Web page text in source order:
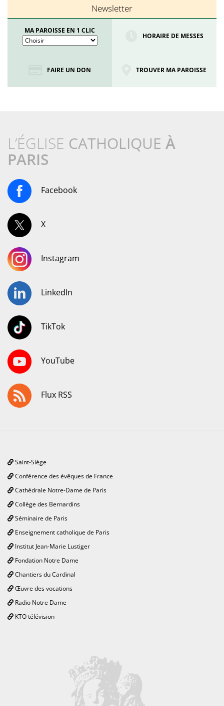
Newsletter
MA PAROISSE EN 1 CLIC
HORAIRE DE MESSES
FAIRE UN DON TROUVER MA PAROISSE
L’ÉGLISE CATHOLIQUE À
PARIS
Facebook
X
Instagram
LinkedIn
TikTok
YouTube
Flux RSS
Saint-Siège
Conférence des évêques de France
Cathédrale Notre-Dame de Paris
Collège des Bernardins
Séminaire de Paris
Enseignement catholique de Paris
Institut Jean-Marie Lustiger
Fondation Notre Dame
Chantiers du Cardinal
Œuvre des vocations
Radio Notre Dame
KTO télévision